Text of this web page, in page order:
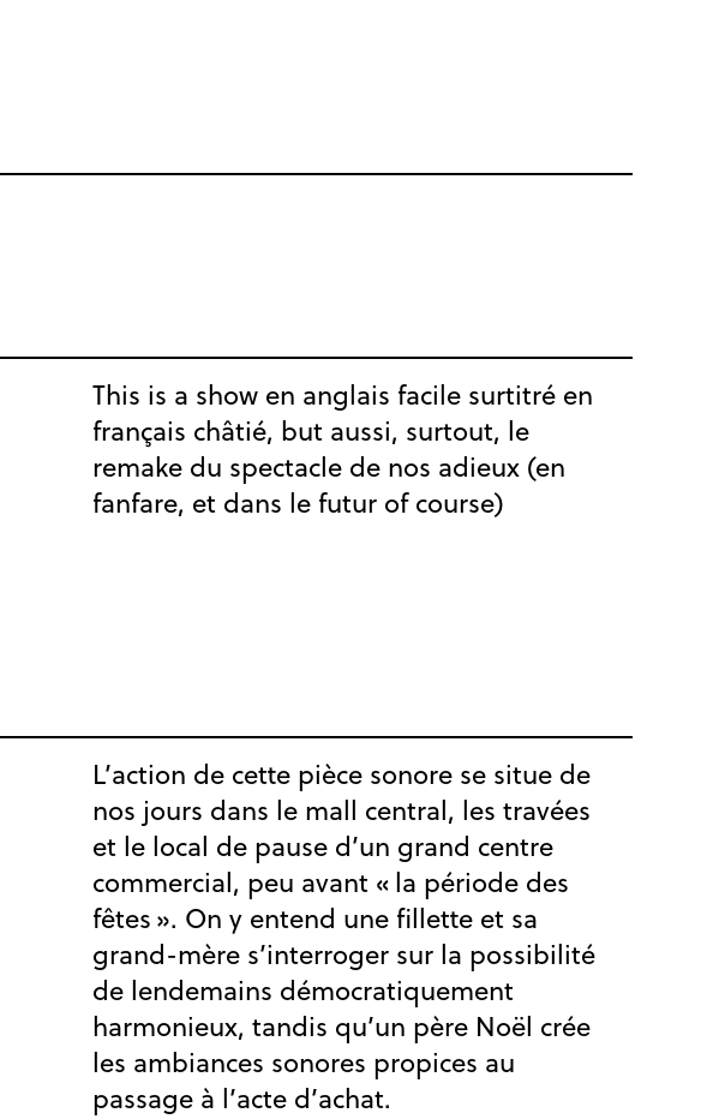
This is a show en anglais facile surtitré en
français châtié, but aussi, surtout, le
remake du spectacle de nos adieux (en
fanfare, et dans le futur of course)
L’action de cette pièce sonore se situe de
nos jours dans le mall central, les travées
et le local de pause d’un grand centre
commercial, peu avant « la période des
fêtes ». On y entend une fillette et sa
grand-mère s’interroger sur la possibilité
de lendemains démocratiquement
harmonieux, tandis qu’un père Noël crée
les ambiances sonores propices au
passage à l’acte d’achat.